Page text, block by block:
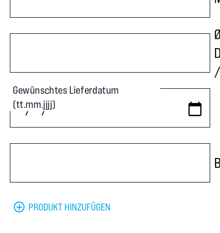
Gewünschtes Lieferdatum
(tt.mm.jjjj)
PRODUKT HINZUFÜGEN